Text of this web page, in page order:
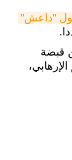
"داعش"
أراضيه من قبضة